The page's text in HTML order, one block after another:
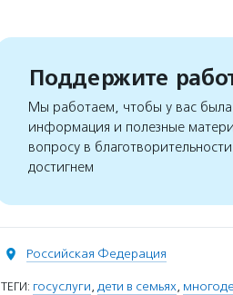
Поддержите
Мы работаем, чтобы у вас была
информация и полезные
вопросу в
достигнем
Российская Федерация
ТЕГИ: госуслуги, дети в семьях,